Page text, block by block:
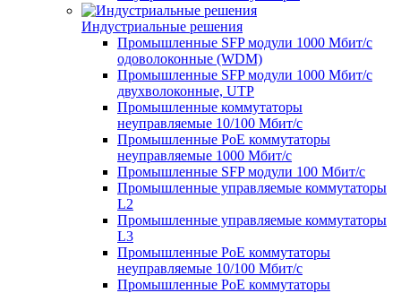
Индустриальные решения
Промышленные SFP модули 1000 Мбит/c
одоволоконные (WDM)
Промышленные SFP модули 1000 Мбит/c
двухволоконные, UTP
Промышленные коммутаторы
неуправляемые 10/100 Мбит/с
Промышленные PoE коммутаторы
неуправляемые 1000 Мбит/с
Промышленные SFP модули 100 Мбит/c
Промышленные управляемые коммутаторы
L2
Промышленные управляемые коммутаторы
L3
Промышленные PoE коммутаторы
неуправляемые 10/100 Мбит/с
Промышленные PoE коммутаторы